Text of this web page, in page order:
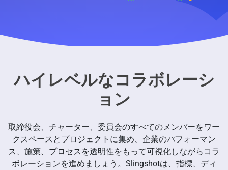
取締役会業務を支援する
ハイレベルなコラボレーシ
ョン
取締役会、チャーター、委員会のすべてのメンバーをワー
クスペースとプロジェクトに集め、企業のパフォーマン
ス、施策、プロセスを透明性をもって可視化しながらコラ
ボレーションを進めましょう。Slingshotは、指標、ディ